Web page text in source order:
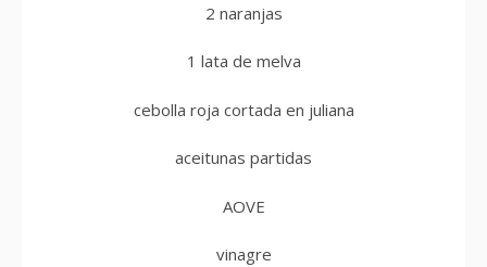
2 naranjas
1 lata de melva
cebolla roja cortada en juliana
aceitunas partidas
AOVE
vinagre